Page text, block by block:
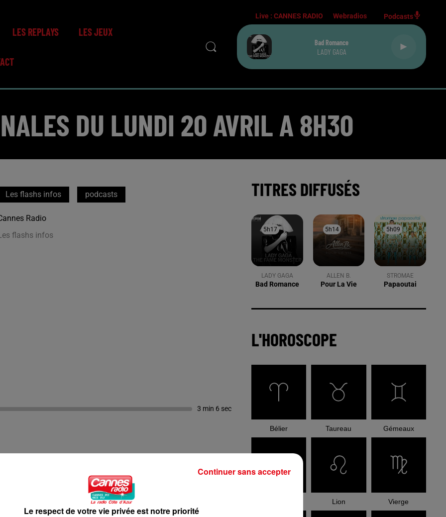
LES REPLAYS LES JEUX
Live :CANNES RADIO Webradios Podcasts
Bad Romance
LADY GAGA
DU LUNDI 20 AVRIL A 8H30
Les flashs infos podcasts
Radio
flashs infos
3 min 6 sec
TITRES DIFFUSÉS
5h17
5h17
LADY GAGA
Bad Romance
5h14
5h14
ALLEN B.
Pour La Vie
5h09
5h09
STROMAE
Papaoutai
L'HOROSCOPE
Bélier Taureau Gémeaux
Lion Vierge
Le respect de votre vie privée est notre priorité
Continuer sans accepter